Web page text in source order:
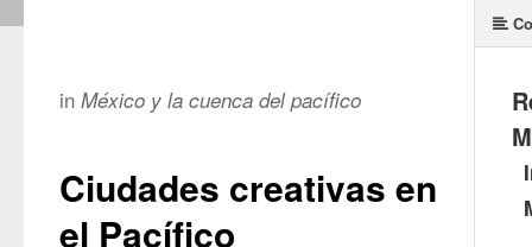
in México y la cuenca del pacífico
Ciudades creativas en
el Pacífico